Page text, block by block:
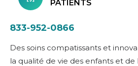
PATIENTS
833-952-0866
Des soins compatissants et
la qualité de vie des enfants et de